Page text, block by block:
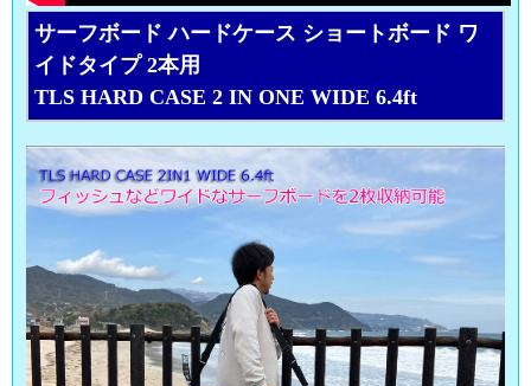
サーフボード ハードケース ショートボード ワ
イドタイプ 2本用
TLS HARD CASE 2 IN ONE WIDE 6.4ft